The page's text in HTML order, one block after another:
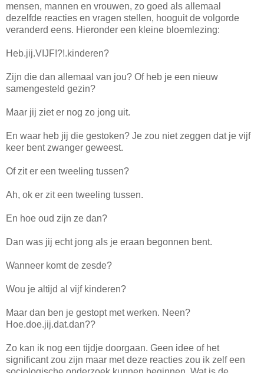
mensen, mannen en vrouwen, zo goed als allemaal
dezelfde reacties en vragen stellen, hooguit de volgorde
veranderd eens. Hieronder een kleine bloemlezing:
Heb.jij.VIJF!?!.kinderen?
Zijn die dan allemaal van jou? Of heb je een nieuw
samengesteld gezin?
Maar jij ziet er nog zo jong uit.
En waar heb jij die gestoken? Je zou niet zeggen dat je vijf
keer bent zwanger geweest.
Of zit er een tweeling tussen?
Ah, ok er zit een tweeling tussen.
En hoe oud zijn ze dan?
Dan was jij echt jong als je eraan begonnen bent.
Wanneer komt de zesde?
Wou je altijd al vijf kinderen?
Maar dan ben je gestopt met werken. Neen?
Hoe.doe.jij.dat.dan??
Zo kan ik nog een tijdje doorgaan. Geen idee of het
significant zou zijn maar met deze reacties zou ik zelf een